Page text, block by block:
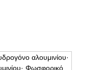
αλουμινίου·
Φωσφορικό